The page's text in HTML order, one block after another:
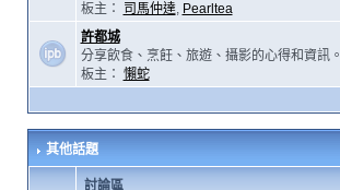
板主：
司馬仲達, Pearltea
許都城
分享飲食、烹飪、旅遊、攝影的心得和資訊。
板主： 懶蛇
其他話題
討論區